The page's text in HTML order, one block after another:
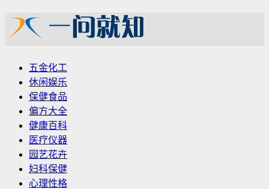
五金化工
休闲娱乐
保健食品
偏方大全
健康百科
医疗仪器
园艺花卉
妇科保健
心理性格